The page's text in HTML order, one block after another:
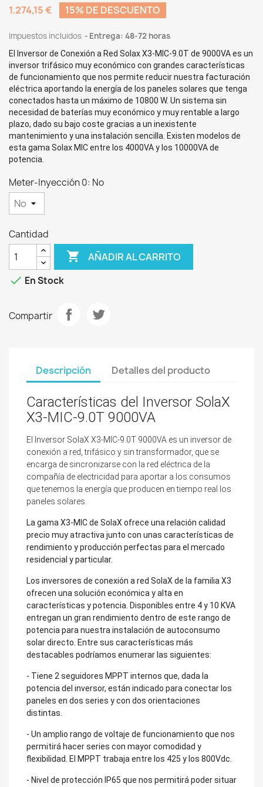
1.274,15 €
15% DE DESCUENTO
Impuestos incluidos Entrega: 48-72 horas
El Inversor de Conexión a Red Solax X3-MIC-9.0T de 9000VAes un
inversor trifásico muy económico con grandes características
de funcionamiento que nos permite reducir nuestra facturación
eléctrica aportando la energía de los paneles solares que tenga
conectados hasta un máximo de 10800 W. Un sistema sin
necesidad de baterías muy económico y muy rentable a largo
plazo, dado su bajo coste gracias a un inexistente
mantenimiento y una instalación sencilla. Existen modelos de
esta gama Solax MIC entre los 4000VA y los 10000VA de
potencia.
Meter-Inyección 0: No
Cantidad
 AÑADIR AL CARRITO
 En Stock
Compartir
Descripción Detalles del producto
Características del Inversor SolaX
X3-MIC-9.0T 9000VA
El Inversor SolaX X3-MIC-9.0T 9000VA es un inversor de
conexión a red, trifásico y sin transformador, que se
encarga de sincronizarse con la red eléctrica de la
compañía de electricidad para aportar a los consumos
que tenemos la energía que producen en tiempo real los
paneles solares.
La gama X3-MIC de SolaX ofrece una relación calidad
precio muy atractiva junto con unas características de
rendimiento y producción perfectas para el mercado
residencial y particular.
Los inversores de conexión a red SolaX de la familia X3
ofrecen una solución económica y alta en
características y potencia. Disponibles entre 4 y 10 KVA
entregan un gran rendimiento dentro de este rango de
potencia para nuestra instalación de autoconsumo
solar directo. Entre sus características más
destacables podríamos enumerar las siguientes:
- Tiene 2 seguidores MPPT internos que, dada la
potencia del inversor, están indicado para conectar los
paneles en dos series y con dos orientaciones
distintas.
- Un amplio rango de voltaje de funcionamiento que nos
permitirá hacer series con mayor comodidad y
flexibilidad. El MPPT trabaja entre los 425 y los 800Vdc.
- Nivel de protección IP65 que nos permitirá poder situar